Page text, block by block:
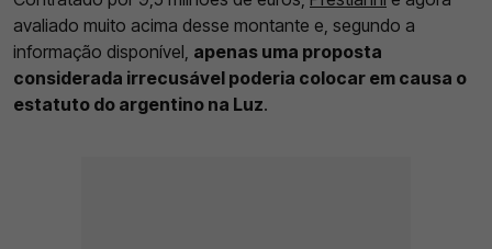
avaliado muito acima desse montante e, segundo a
informação disponível, apenas uma proposta
considerada irrecusável poderia colocar em causa o
estatuto do argentino na Luz.